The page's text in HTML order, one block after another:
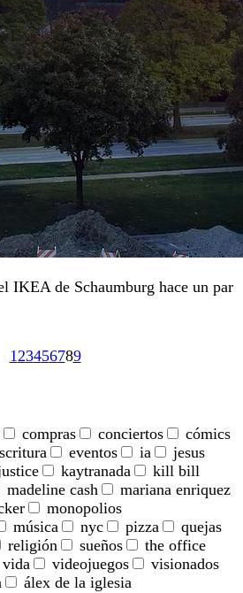
IKEA de Schaumburg hace un par
123456789
compras conciertos
cómics
eventos ia
jesus
kaytranada
kill bill
madeline cash
mariana enriquez
monopolios
música nyc pizza
quejas
religión sueños
the office
vida videojuegos
visionados
álex de la iglesia